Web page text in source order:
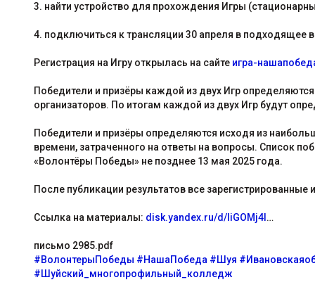
3. найти устройство для прохождения Игры
4. подключиться к трансляции 30 апреля в подходящее
Регистрация на Игру открылась на сайте игра-
Победители и призёры каждой из двух Игр
организаторов. По итогам каждой из двух Игр будут
Победители и призёры определяются исходя из
времени, затраченного на ответы на вопросы. Список
«Волонтёры Победы» не позднее 13 мая 2025 года.
После публикации результатов все
Ссылка на материалы: disk.yandex.ru/d/liGOMj4l …
письмо 2985.pdf
#ВолонтерыПобеды #НашаПобеда #Шуя
#Шуйский_многопрофильный_колледж